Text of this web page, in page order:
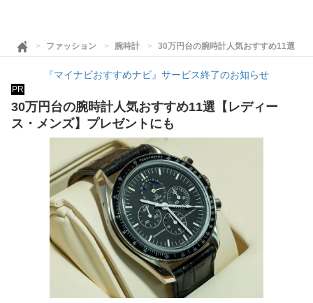
ファッション 腕時計 30万円台の腕時計人気おすすめ11選【
『マイナビおすすめナビ』サービス終了のお知らせ
PR
30万円台の腕時計人気おすすめ11選【レディー
ス・メンズ】プレゼントにも